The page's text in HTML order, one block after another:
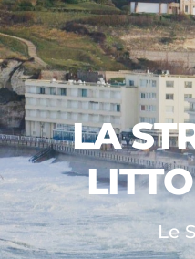
LA
Le